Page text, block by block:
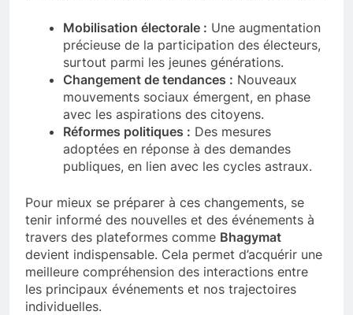
Mobilisation électorale : Une augmentation
précieuse de la participation des électeurs,
surtout parmi les jeunes générations.
Changement de tendances : Nouveaux
mouvements sociaux émergent, en phase
avec les aspirations des citoyens.
Réformes politiques : Des mesures
adoptées en réponse à des demandes
publiques, en lien avec les cycles astraux.
Pour mieux se préparer à ces changements, se
tenir informé des nouvelles et des événements à
travers des plateformes comme Bhagymat
devient indispensable. Cela permet d’acquérir une
meilleure compréhension des interactions entre
les principaux événements et nos trajectoires
individuelles.